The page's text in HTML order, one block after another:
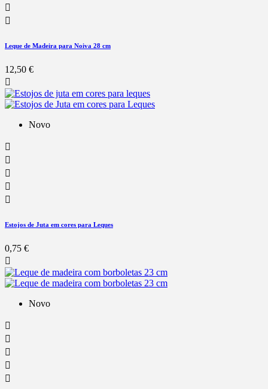


Leque de Madeira para Noiva 28 cm
12,50 €

Novo





Estojos de Juta em cores para Leques
0,75 €

Novo




